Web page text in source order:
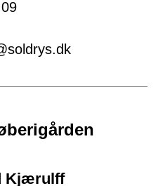
Kjærulff